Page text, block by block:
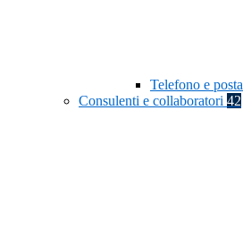
Telefono e
Consulenti e collaboratori 42